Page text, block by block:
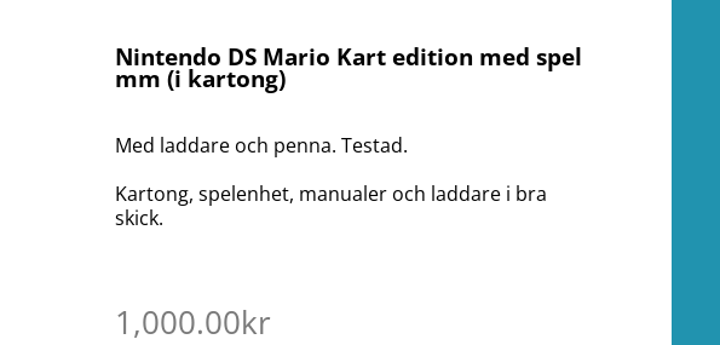
Nintendo DS Mario Kart edition med spel
mm (i kartong)
Med laddare och penna. Testad.
Kartong, spelenhet, manualer och laddare i bra
skick.
1,000.00kr